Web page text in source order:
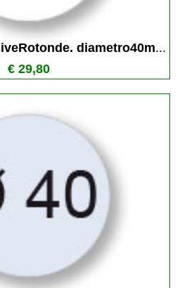
diametro40m...
€ 29,80